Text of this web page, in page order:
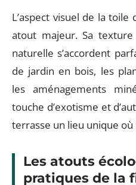
L’aspect visuel de la
atout majeur. Sa
naturelle s’accordent
de jardin en bois, les
les aménagements
touche d’exotisme et
terrasse un lieu unique
Les atouts
pratiques de la